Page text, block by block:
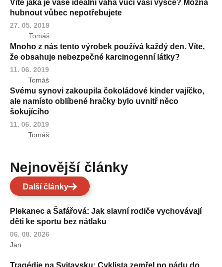
Víte jaká je vaše ideální váha vůči vaší výšce? Možná
hubnout vůbec nepotřebujete
27. 05. 2019
Tomáš
Mnoho z nás tento výrobek používá každý den. Víte,
že obsahuje nebezpečné karcinogenní látky?
11. 06. 2019
Tomáš
Svému synovi zakoupila čokoládové kinder vajíčko,
ale namísto oblíbené hračky bylo uvnitř něco
šokujícího
11. 06. 2019
Tomáš
Nejnovější články
Další články
Plekanec a Šafářová: Jak slavní rodiče vychovávají
děti ke sportu bez nátlaku
06. 08. 2026
Jan
Tragédie na Svitavsku: Cyklista zemřel po pádu do